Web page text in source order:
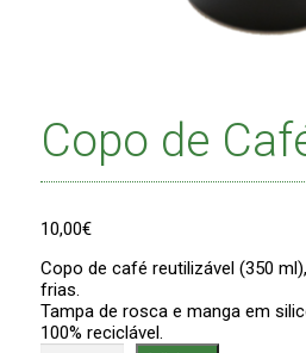
Copo de
10,00€
Copo de café reutilizável (350
frias.
Tampa de rosca e manga em
100% reciclável.